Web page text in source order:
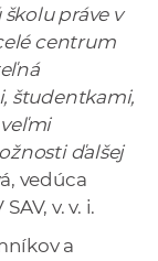
práve v
centrum
študentkami,
ďalšej
vedúca
v. v. i.
a